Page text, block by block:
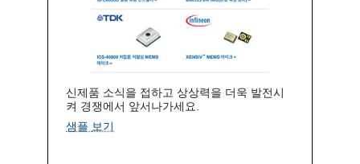
신제품 소식을 접하고 상상력을 더욱 발전시
켜 경쟁에서 앞서나가세요.
샘플 보기